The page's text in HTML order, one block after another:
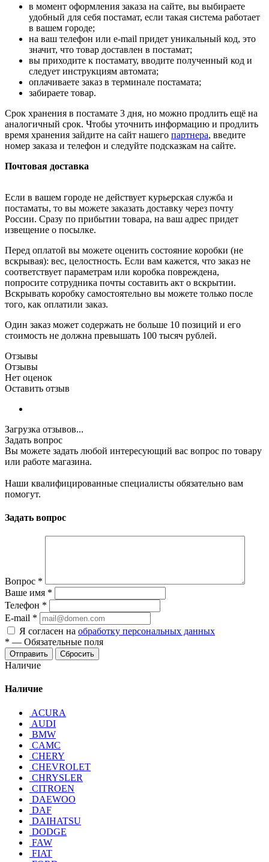
в момент оформления заказа на сайте, вы выбираете
удобный для себя постамат, если такая система работает
в вашем городе;
на ваш телефон или e-mail придет уникальный код, это
значит, что товар доставлен в постамат;
вы приходите к постамату, вводите полученный код и
следует инструкциям автомата;
оплачиваете заказ в терминале постамата;
забираете товар.
Срок хранения в постамате 3 дня, но можно продлить ещё на
аналогичный срок. Чтобы уточнить информацию и продлить
время хранения зайдите на сайт нашего партнера, введите
номер заказа и телефон и следуйте подсказкам на сайте.
Почтовая доставка
Если в вашем городе не действует курьерская служба и
постаматы, то вы можете заказать доставку через почту
России. Сразу по прибытии товара, на ваш адрес придет
извещение о посылке.
Перед оплатой вы можете оценить состояние коробки (не
вскрывая): вес, целостность. Если вам кажется, что заказ не
соответствует параметрам или коробка повреждена,
попросите сотрудника почты составить акт о вскрытии.
Вскрывать коробку самостоятельно вы можете только после
того, как оплатили заказ.
Один заказ может содержать не больше 10 позиций и его
стоимость не должна превышать 100 тысяч рублей.
Отзывы
Отзывы
Нет оценок
Оставить отзыв
Загрузка отзывов...
Задать вопрос
Вы можете задать любой интересующий вас вопрос по товару
или работе магазина.
Наши квалифицированные специалисты обязательно вам
помогут.
Задать вопрос
Вопрос *
Ваше имя *
Телефон *
E-mail *
Я согласен на обработку персональных данных
* — Обязательные поля
Отправить Сбросить
Наличие
Наличие
ACURA
AUDI
BMW
CAMC
CHERY
CHEVROLET
CHRYSLER
CITROEN
DAEWOO
DAF
DAIHATSU
DODGE
FAW
FIAT